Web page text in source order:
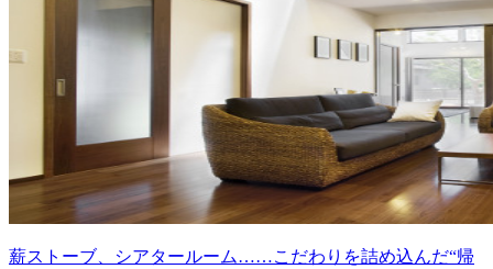
薪ストーブ、シアタールーム……こだわりを詰め込んだ“帰